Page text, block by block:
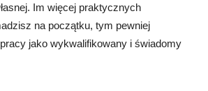
Im więcej praktycznych
na początku, tym pewniej
jako wykwalifikowany i świadomy